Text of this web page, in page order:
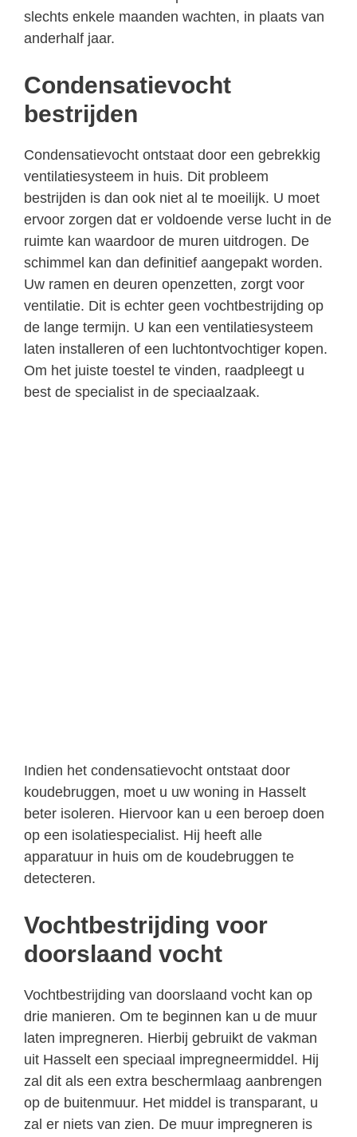
slechts enkele maanden wachten, in plaats van
anderhalf jaar.
Condensatievocht
bestrijden
Condensatievocht ontstaat door een gebrekkig
ventilatiesysteem in huis. Dit probleem
bestrijden is dan ook niet al te moeilijk. U moet
ervoor zorgen dat er voldoende verse lucht in de
ruimte kan waardoor de muren uitdrogen. De
schimmel kan dan definitief aangepakt worden.
Uw ramen en deuren openzetten, zorgt voor
ventilatie. Dit is echter geen vochtbestrijding op
de lange termijn. U kan een ventilatiesysteem
laten installeren of een luchtontvochtiger kopen.
Om het juiste toestel te vinden, raadpleegt u
best de specialist in de speciaalzaak.
Indien het condensatievocht ontstaat door
koudebruggen, moet u uw woning in Hasselt
beter isoleren. Hiervoor kan u een beroep doen
op een isolatiespecialist. Hij heeft alle
apparatuur in huis om de koudebruggen te
detecteren.
Vochtbestrijding voor
doorslaand vocht
Vochtbestrijding van doorslaand vocht kan op
drie manieren. Om te beginnen kan u de muur
laten impregneren. Hierbij gebruikt de vakman
uit Hasselt een speciaal impregneermiddel. Hij
zal dit als een extra beschermlaag aanbrengen
op de buitenmuur. Het middel is transparant, u
zal er niets van zien. De muur impregneren is